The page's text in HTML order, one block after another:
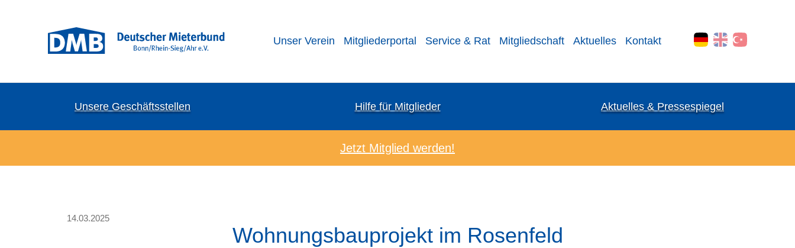
Unser Verein Mitgliederportal Service & Rat Mitgliedschaft Aktuelles Kontakt
Unsere Geschäftsstellen Hilfe für Mitglieder Aktuelles & Pressespiegel
Jetzt Mitglied werden!
14.03.2025
Wohnungsbauprojekt im Rosenfeld